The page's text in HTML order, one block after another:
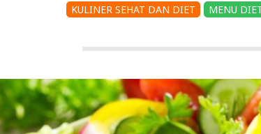
KULINER SEHAT DAN DIET MENU